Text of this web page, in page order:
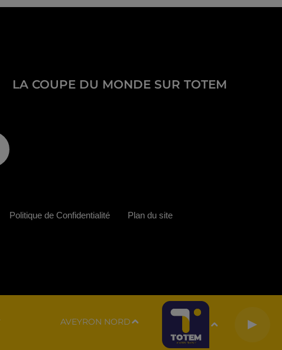
LA COUPE DU MONDE SUR TOTEM
AVEYRON NORD
Politique de Confidentialité Plan du site